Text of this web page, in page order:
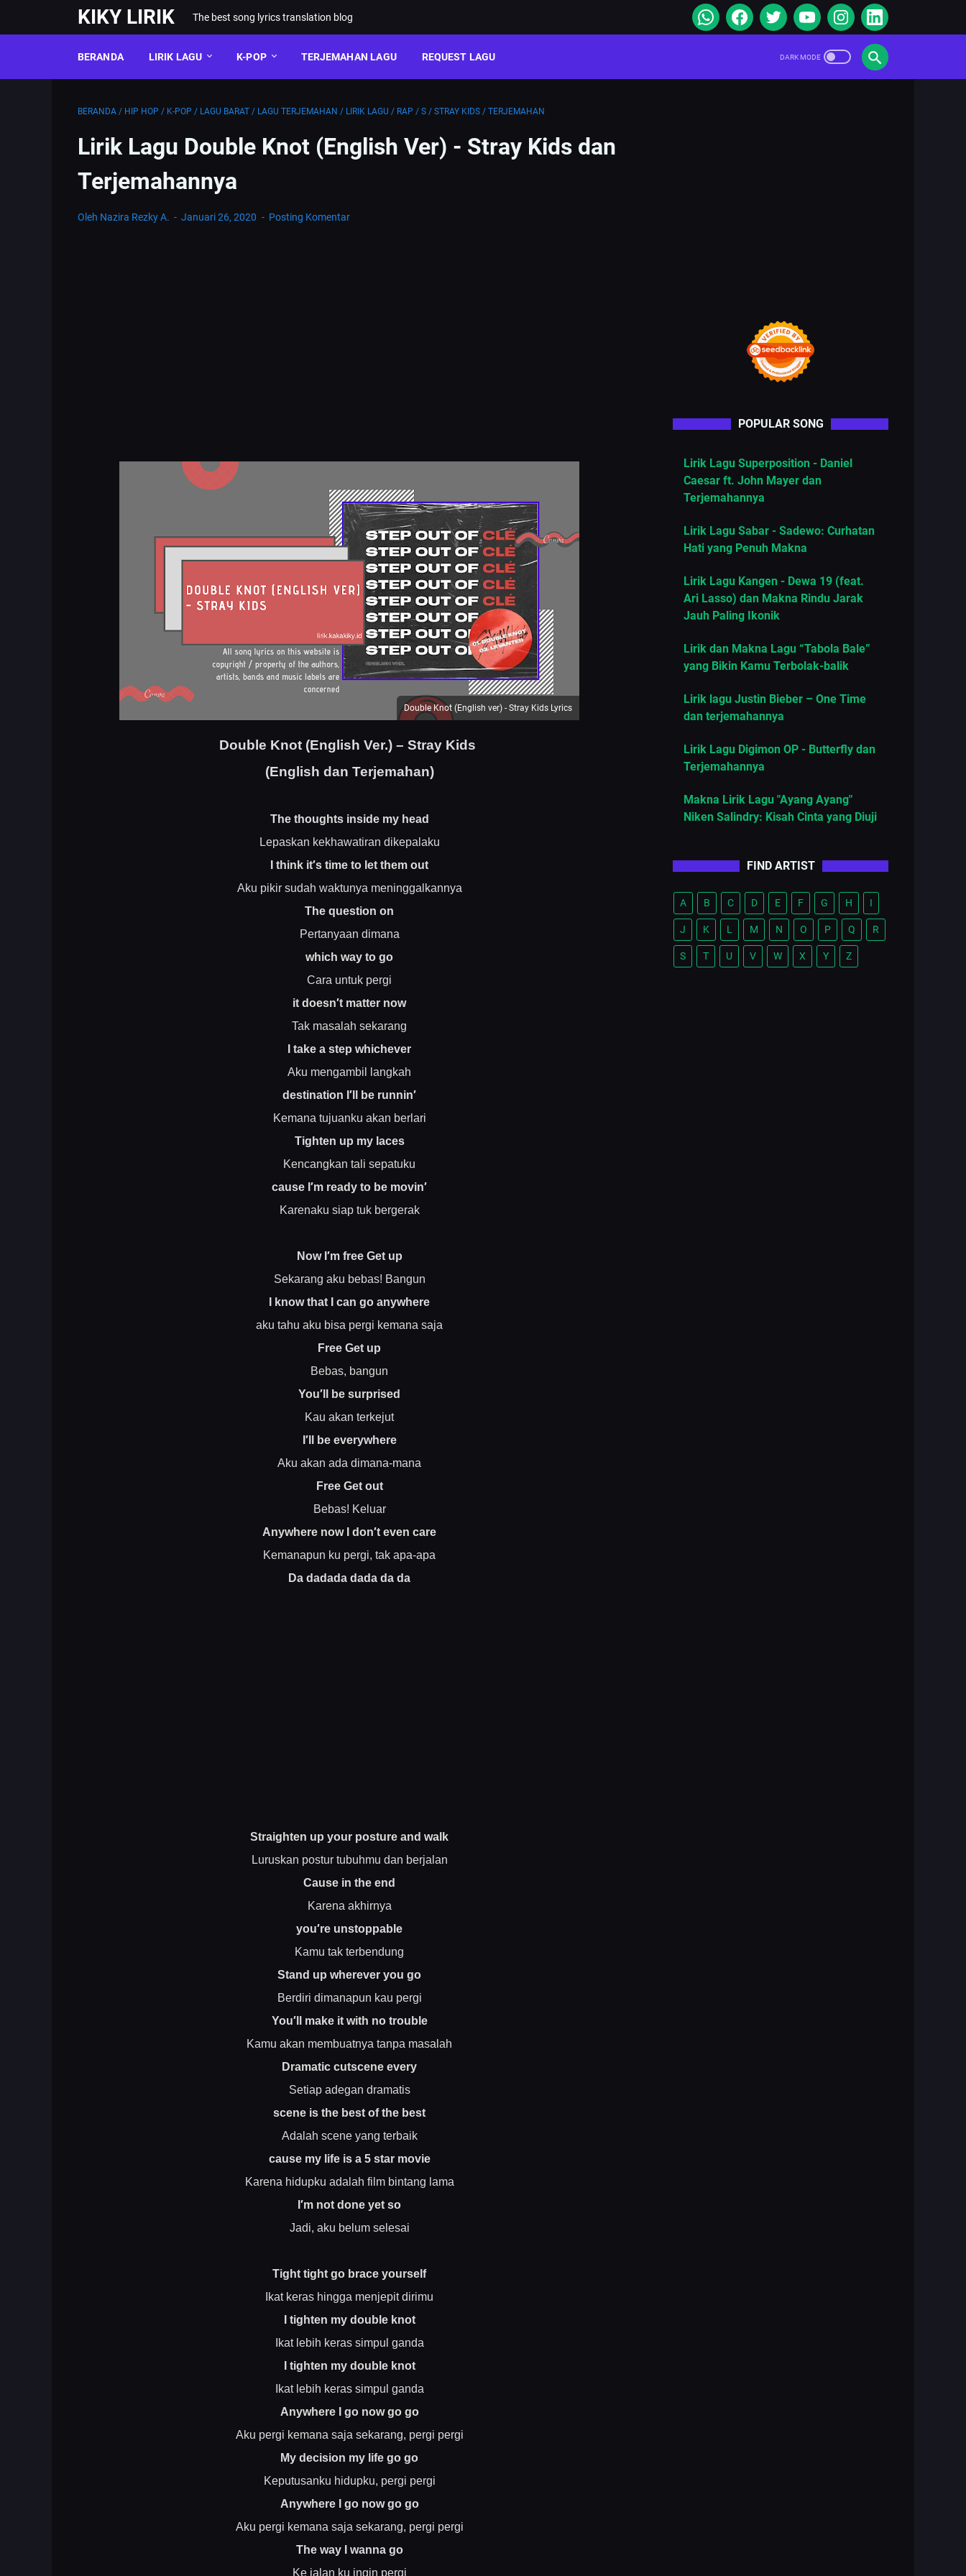
KIKY LIRIK The best song lyrics translation blog
BERANDA LIRIK LAGU K-POP TERJEMAHAN LAGU REQUEST LAGU
BERANDA / HIP HOP / K-POP / LAGU BARAT / LAGU TERJEMAHAN / LIRIK LAGU / RAP / S / STRAY KIDS / TERJEMAHAN
Lirik Lagu Double Knot (English Ver) - Stray Kids dan
Terjemahannya
Oleh Nazira Rezky A. Januari 26, 2020 Posting Komentar
Double Knot (English ver) - Stray Kids Lyrics
Double Knot (English Ver.) – Stray Kids
(English dan Terjemahan)
The thoughts inside my head
Lepaskan kekhawatiran dikepalaku
I think it′s time to let them out
Aku pikir sudah waktunya meninggalkannya
The question on
Pertanyaan dimana
which way to go
Cara untuk pergi
it doesn′t matter now
Tak masalah sekarang
I take a step whichever
Aku mengambil langkah
destination I′ll be runnin′
Kemana tujuanku akan berlari
Tighten up my laces
Kencangkan tali sepatuku
cause I′m ready to be movin′
Karenaku siap tuk bergerak
Now I′m free Get up
Sekarang aku bebas! Bangun
I know that I can go anywhere
aku tahu aku bisa pergi kemana saja
Free Get up
Bebas, bangun
You′ll be surprised
Kau akan terkejut
I′ll be everywhere
Aku akan ada dimana-mana
Free Get out
Bebas! Keluar
Anywhere now I don′t even care
Kemanapun ku pergi, tak apa-apa
Da dadada dada da da
Straighten up your posture and walk
Luruskan postur tubuhmu dan berjalan
Cause in the end
Karena akhirnya
you′re unstoppable
Kamu tak terbendung
Stand up wherever you go
Berdiri dimanapun kau pergi
You′ll make it with no trouble
Kamu akan membuatnya tanpa masalah
Dramatic cutscene every
Setiap adegan dramatis
scene is the best of the best
Adalah scene yang terbaik
cause my life is a 5 star movie
Karena hidupku adalah film bintang lama
I′m not done yet so
Jadi, aku belum selesai
Tight tight go brace yourself
Ikat keras hingga menjepit dirimu
I tighten my double knot
Ikat lebih keras simpul ganda
I tighten my double knot
Ikat lebih keras simpul ganda
Anywhere I go now go go
Aku pergi kemana saja sekarang, pergi pergi
My decision my life go go
Keputusanku hidupku, pergi pergi
Anywhere I go now go go
Aku pergi kemana saja sekarang, pergi pergi
The way I wanna go
Ke jalan ku ingin pergi
POPULAR SONG
Lirik Lagu Superposition - Daniel
Caesar ft. John Mayer dan
Terjemahannya
Lirik Lagu Sabar - Sadewo: Curhatan
Hati yang Penuh Makna
Lirik Lagu Kangen - Dewa 19 (feat.
Ari Lasso) dan Makna Rindu Jarak
Jauh Paling Ikonik
Lirik dan Makna Lagu “Tabola Bale”
yang Bikin Kamu Terbolak-balik
Lirik lagu Justin Bieber – One Time
dan terjemahannya
Lirik Lagu Digimon OP - Butterfly dan
Terjemahannya
Makna Lirik Lagu "Ayang Ayang"
Niken Salindry: Kisah Cinta yang Diuji
FIND ARTIST
A B C D E F G H I
J K L M N O P Q R
S T U V W X Y Z